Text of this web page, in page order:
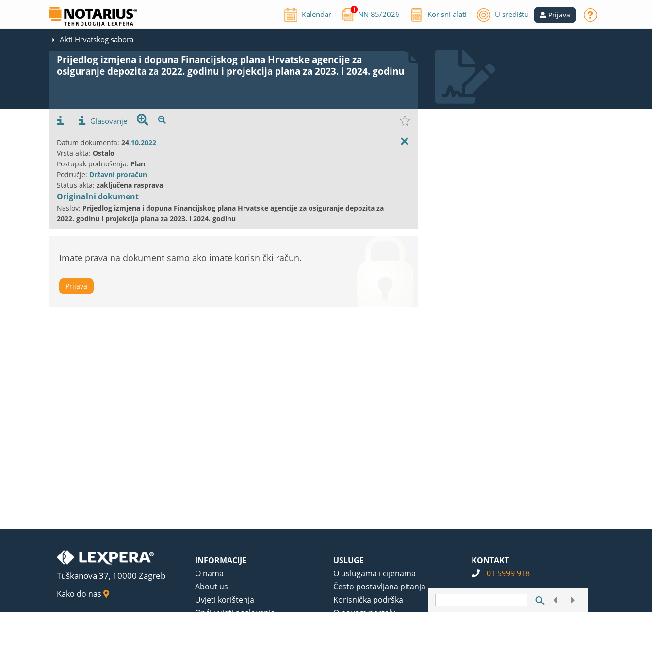
Kalendar NN85/2026 Korisni alati U središtu Prijava
Akti Hrvatskog sabora
Prijedlog izmjena i dopuna Financijskog plana Hrvatske agencije za
osiguranje depozita za 2022. godinu i projekcija plana za 2023. i 2024. godinu
Glasovanje
Datum dokumenta: 24.10.2022
Vrsta akta: Ostalo
Postupak podnošenja: Plan
Područje: Državni proračun
Status akta: zaključena rasprava
Originalni dokument
Naslov: Prijedlog izmjena i dopuna Financijskog plana Hrvatske agencije za osiguranje depozita za
2022. godinu i projekcija plana za 2023. i 2024. godinu
Imate prava na dokument samo ako imate korisnički račun.
Prijava
Tuškanova 37, 10000 Zagreb
Kako do nas
INFORMACIJE
O nama
About us
Uvjeti korištenja
Opći uvjeti poslovanja
USLUGE
O uslugama i cijenama
Često postavljana pitanja
Korisnička podrška
O novom portalu
KONTAKT
01 5999 918
info@notarius.hr